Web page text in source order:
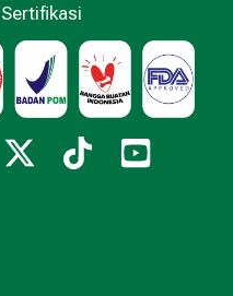
Sertifikasi